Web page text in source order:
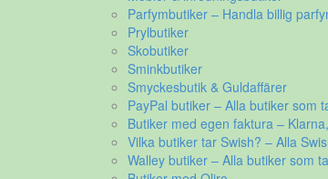
Parfymbutiker – Handla billig
Prylbutiker
Skobutiker
Sminkbutiker
Smyckesbutik & Guldaffärer
PayPal butiker – Alla butiker som
Butiker med egen faktura –
Vilka butiker tar Swish? – Alla
Walley butiker – Alla butiker som